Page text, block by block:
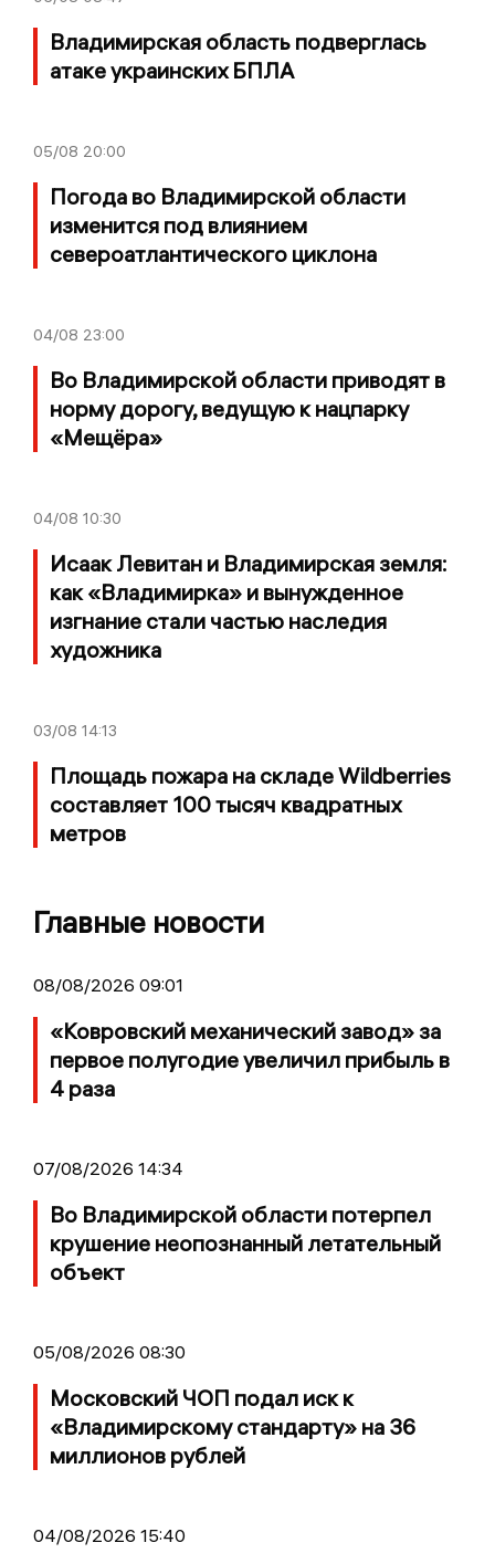
Владимирская область подверглась
атаке украинских БПЛА
05/08 20:00
Погода во Владимирской области
изменится под влиянием
североатлантического циклона
04/08 23:00
Во Владимирской области приводят в
норму дорогу, ведущую к нацпарку
«Мещёра»
04/08 10:30
Исаак Левитан и Владимирская земля:
как «Владимирка» и вынужденное
изгнание стали частью наследия
художника
03/08 14:13
Площадь пожара на складе Wildberries
составляет 100 тысяч квадратных
метров
Главные новости
08/08/2026 09:01
«Ковровский механический завод» за
первое полугодие увеличил прибыль в
4 раза
07/08/2026 14:34
Во Владимирской области потерпел
крушение неопознанный летательный
объект
05/08/2026 08:30
Московский ЧОП подал иск к
«Владимирскому стандарту» на 36
миллионов рублей
04/08/2026 15:40